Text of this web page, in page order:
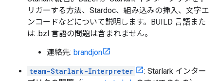
リガーする方法、Stardoc、組み込みの挿入、文字エ
ンコードなどについて説明します。BUILD 言語また
は .bzl 言語の問題は含まれません。
連絡先: brandjon
team-Starlark-Interpreter
: Starlark インター